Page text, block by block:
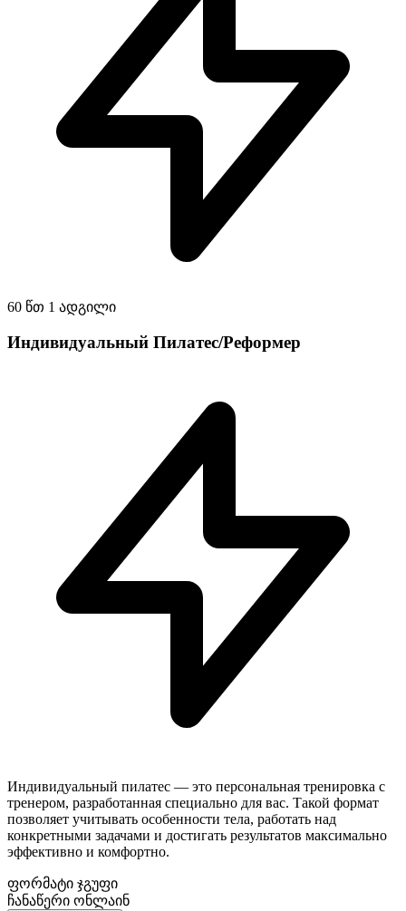
60 წთ 1 ადგილი
Индивидуальный Пилатес/Реформер
Индивидуальный пилатес — это персональная тренировка с
тренером, разработанная специально для вас. Такой формат
позволяет учитывать особенности тела, работать над
конкретными задачами и достигать результатов максимально
эффективно и комфортно.
ფორმატი ჯგუფი
ჩანაწერი ონლაინ